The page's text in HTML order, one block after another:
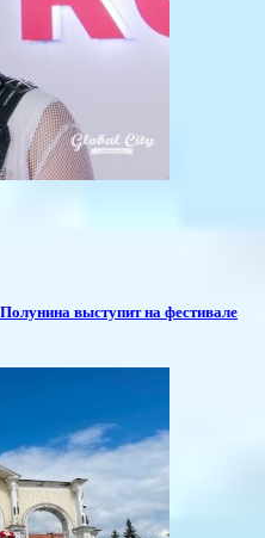
выступит на фестивале